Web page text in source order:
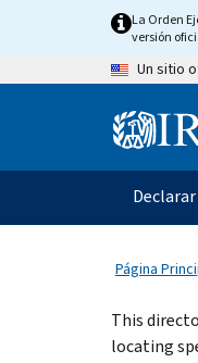
content
La Orden
versión
Un sitio
Página
Beginning
of
This
locating